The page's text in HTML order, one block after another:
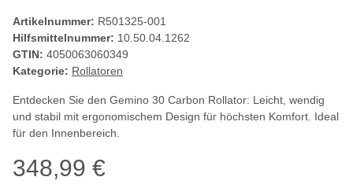
Artikelnummer: R501325-001
Hilfsmittelnummer: 10.50.04.1262
GTIN: 4050063060349
Kategorie: Rollatoren
Entdecken Sie den Gemino 30 Carbon Rollator: Leicht, wendig
und stabil mit ergonomischem Design für höchsten Komfort. Ideal
für den Innenbereich.
348,99 €